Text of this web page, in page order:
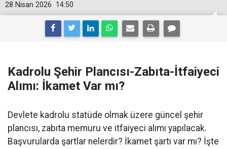
14:50
28 Nisan 2026
Kadrolu Şehir Plancısı-Zabıta-İtfaiyeci
Alımı: İkamet Var mı?
Devlete kadrolu statüde olmak üzere güncel şehir
plancısı, zabıta memuru ve itfaiyeci alımı yapılacak.
Başvurularda şartlar nelerdir? İkamet şartı var mı? İşte